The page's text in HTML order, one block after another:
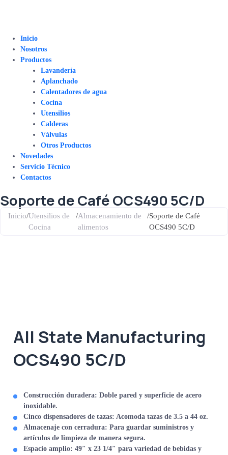
Inicio
Nosotros
Productos
Lavandería
Aplanchado
Calentadores de agua
Cocina
Utensilios
Calderas
Válvulas
Otros Productos
Novedades
Servicio Técnico
Contactos
Soporte de Café OCS490 5C/D
Inicio/Utensilios de
Cocina
/Almacenamiento de
alimentos
/Soporte de Café
OCS490 5C/D
All State Manufacturing
OCS490 5C/D
Construcción duradera: Doble pared y superficie de acero
inoxidable.
Cinco dispensadores de tazas: Acomoda tazas de 3.5 a 44 oz.
Almacenaje con cerradura: Para guardar suministros y
artículos de limpieza de manera segura.
Espacio amplio: 49″ x 23 1/4″ para variedad de bebidas y